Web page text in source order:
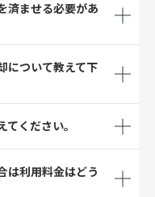
済ませる必要があ
について教えて下
ください。
は利用料金はどう